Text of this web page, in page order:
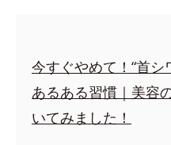
今すぐやめて！“首シ
あるある習慣｜美容
いてみました！